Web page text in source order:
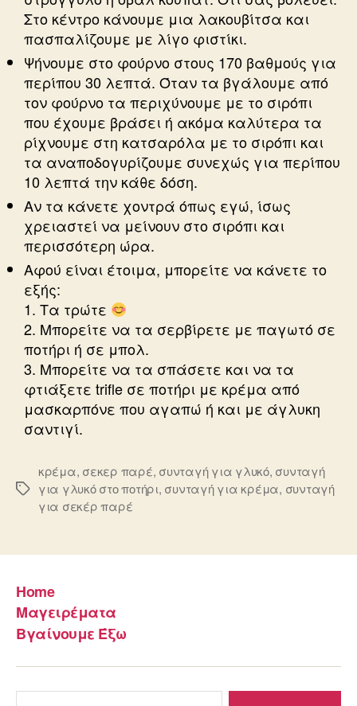
Στο κέντρο κάνουμε μια λακουβίτσα και
πασπαλίζουμε με λίγο φιστίκι.
Ψήνουμε στο φούρνο στους 170 βαθμούς για
περίπου 30 λεπτά. Όταν τα βγάλουμε από
τον φούρνο τα περιχύνουμε με το σιρόπι
που έχουμε βράσει ή ακόμα καλύτερα τα
ρίχνουμε στη κατσαρόλα με το σιρόπι και
τα αναποδογυρίζουμε συνεχώς για περίπου
10 λεπτά την κάθε δόση.
Αν τα κάνετε χοντρά όπως εγώ, ίσως
χρειαστεί να μείνουν στο σιρόπι και
περισσότερη ώρα.
Αφού είναι έτοιμα, μπορείτε να κάνετε το
εξής:
1. Τα τρώτε
2. Μπορείτε να τα σερβίρετε με παγωτό σε
ποτήρι ή σε μπολ.
3. Μπορείτε να τα σπάσετε και να τα
φτιάξετε trifle σε ποτήρι με κρέμα από
μασκαρπόνε που αγαπώ ή και με άγλυκη
σαντιγί.
Ετικέτες
κρέμα, σεκερ παρέ, συνταγή για γλυκό, συνταγή
για γλυκό στο ποτήρι, συνταγή για κρέμα, συνταγή
για σεκέρ παρέ
Home
Μαγειρέματα
Βγαίνουμε Έξω